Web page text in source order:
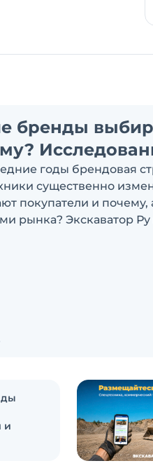
бренды
годы брендовая
существенно
покупатели и почему,
рынка? Экскаватор
и